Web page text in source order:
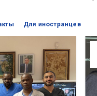
Для иностранцев